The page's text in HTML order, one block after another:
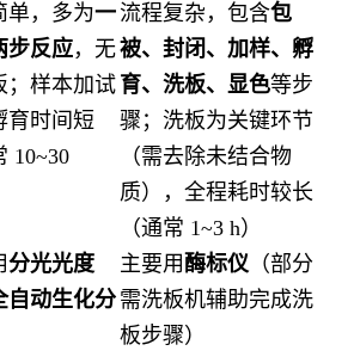
单，多为一
步反应，无
；样本加试
育时间短
10~30
流程复杂，包含包
被、封闭、加样、孵
育、洗板、显色等步
骤；洗板为关键环节
（需去除未结合物
质），全程耗时较长
（通常 1~3 h）
分光光度
自动生化分
主要用 酶标仪（部分
需洗板机辅助完成洗
板步骤）